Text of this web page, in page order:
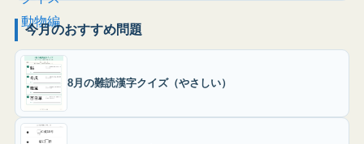
今月のおすすめ問題
8月の難読漢字クイズ（やさしい）